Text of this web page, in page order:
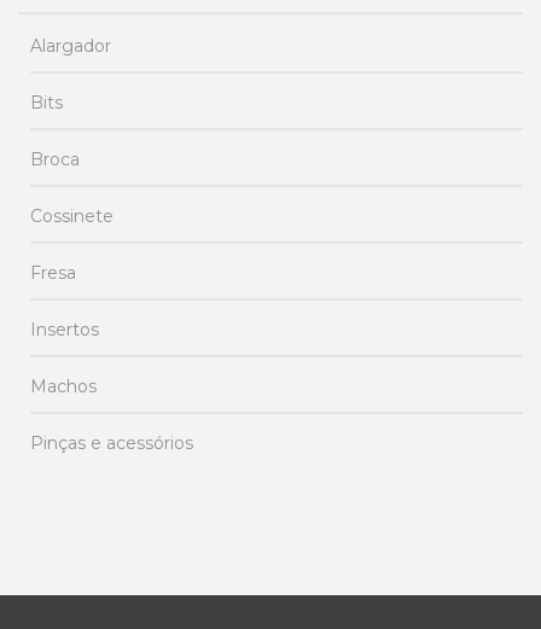
Alargador
Bits
Broca
Cossinete
Fresa
Insertos
Machos
Pinças e acessórios